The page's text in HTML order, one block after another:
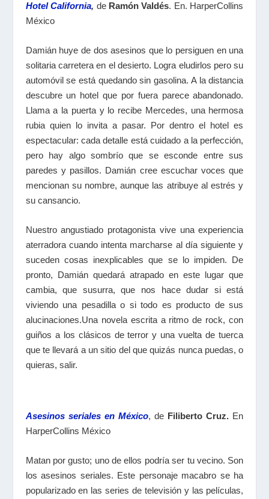
Hotel California, de Ramón Valdés. En. HarperCollins
México
Damián huye de dos asesinos que lo persiguen en una
solitaria carretera en el desierto. Logra eludirlos pero su
automóvil se está quedando sin gasolina. A la distancia
descubre un hotel que por fuera parece abandonado.
Llama a la puerta y lo recibe Mercedes, una hermosa
rubia quien lo invita a pasar. Por dentro el hotel es
espectacular: cada detalle está cuidado a la perfección,
pero hay algo sombrío que se esconde entre sus
paredes y pasillos. Damián cree escuchar voces que
mencionan su nombre, aunque las atribuye al estrés y
su cansancio.
Nuestro angustiado protagonista vive una experiencia
aterradora cuando intenta marcharse al día siguiente y
suceden cosas inexplicables que se lo impiden. De
pronto, Damián quedará atrapado en este lugar que
cambia, que susurra, que nos hace dudar si está
viviendo una pesadilla o si todo es producto de sus
alucinaciones.Una novela escrita a ritmo de rock, con
guiños a los clásicos de terror y una vuelta de tuerca
que te llevará a un sitio del que quizás nunca puedas, o
quieras, salir.
Asesinos seriales en México, de Filiberto Cruz. En
HarperCollins México
Matan por gusto; uno de ellos podría ser tu vecino. Son
los asesinos seriales. Este personaje macabro se ha
popularizado en las series de televisión y las películas,